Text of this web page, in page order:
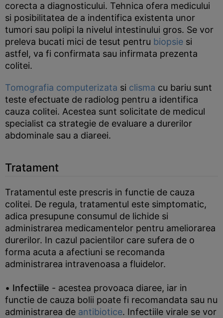
corecta a diagnosticului. Tehnica ofera medicului
si posibilitatea de a indentifica existenta unor
tumori sau polipi la nivelul intestinului gros. Se vor
preleva bucati mici de tesut pentru biopsie si
astfel, va fi confirmata sau infirmata prezenta
colitei.
Tomografia computerizata si clisma cu bariu sunt
teste efectuate de radiolog pentru a identifica
cauza colitei. Acestea sunt solicitate de medicul
specialist ca strategie de evaluare a durerilor
abdominale sau a diareei.
Tratament
Tratamentul este prescris in functie de cauza
colitei. De regula, tratamentul este simptomatic,
adica presupune consumul de lichide si
administrarea medicamentelor pentru ameliorarea
durerilor. In cazul pacientilor care sufera de o
forma acuta a afectiuni se recomanda
administrarea intravenoasa a fluidelor.
• Infectiile - acestea provoaca diaree, iar in
functie de cauza bolii poate fi recomandata sau nu
administrarea de antibiotice. Infectiile virale se vor